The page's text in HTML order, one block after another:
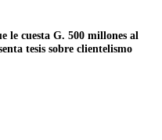
le cuesta G. 500 millones al
tesis sobre clientelismo